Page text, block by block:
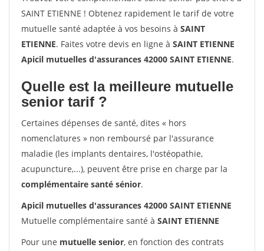
SAINT ETIENNE ! Obtenez rapidement le tarif de votre
mutuelle santé adaptée à vos besoins à SAINT
ETIENNE. Faites votre devis en ligne à SAINT ETIENNE
Apicil mutuelles d'assurances 42000 SAINT ETIENNE.
Quelle est la meilleure mutuelle
senior tarif ?
Certaines dépenses de santé, dites « hors
nomenclatures » non remboursé par l'assurance
maladie (les implants dentaires, l'ostéopathie,
acupuncture,...), peuvent être prise en charge par la
complémentaire santé sénior.
Apicil mutuelles d'assurances 42000 SAINT ETIENNE
Mutuelle complémentaire santé à SAINT ETIENNE
Pour une mutuelle senior, en fonction des contrats